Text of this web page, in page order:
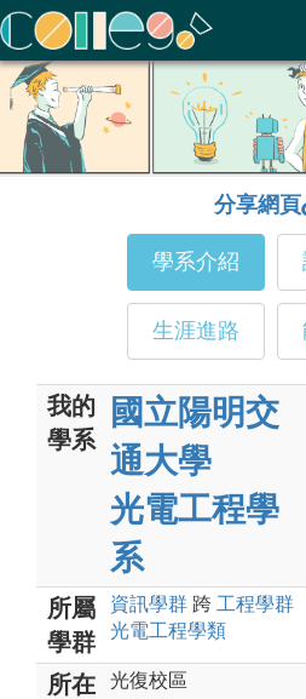
ColleGo! 大學選才與高中育才輔助系
分享網頁
學系介紹
生涯進路
我的
學系
國立陽明交
通大學
光電工程學
系
所屬
學群
資訊學群 跨 工程學群
光電工程學類
所在
光復校區